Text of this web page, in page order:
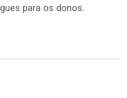
para os donos.